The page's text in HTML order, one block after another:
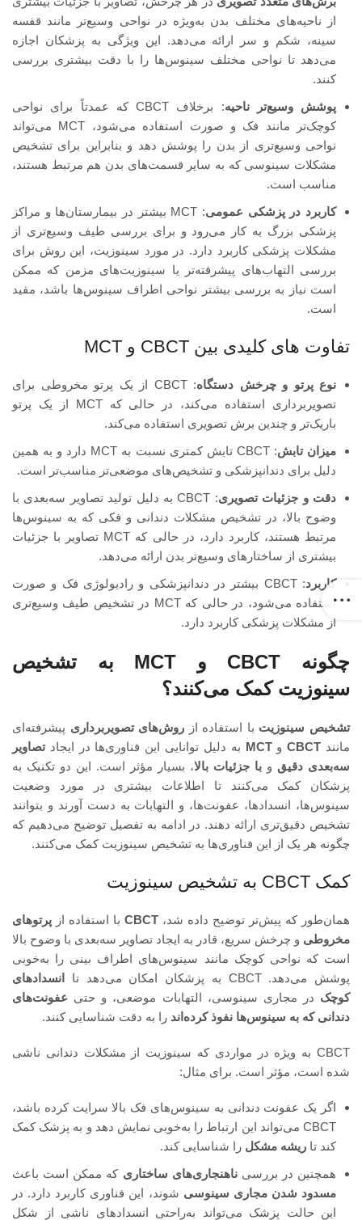
از ناحیه‌های مختلف بدن به‌ویژه در نواحی وسیع‌تر مانند قفسه
سینه، شکم و سر ارائه می‌دهد. این ویژگی به پزشکان اجازه
می‌دهد تا نواحی مختلف سینوس‌ها را با دقت بیشتری بررسی
کنند.
پوشش وسیع‌تر ناحیه
: برخلاف CBCT که عمدتاً برای نواحی
کوچک‌تر مانند فک و صورت استفاده می‌شود، MCT می‌تواند
نواحی وسیع‌تری از بدن را پوشش دهد و بنابراین برای تشخیص
مشکلات سینوسی که به سایر قسمت‌های بدن هم مرتبط هستند،
مناسب است.
کاربرد در پزشکی عمومی
: MCT بیشتر در بیمارستان‌ها و مراکز
پزشکی بزرگ به کار می‌رود و برای بررسی طیف وسیع‌تری از
مشکلات پزشکی کاربرد دارد. در مورد سینوزیت، این روش برای
بررسی التهاب‌های پیشرفته‌تر یا سینوزیت‌های مزمن که ممکن
است نیاز به بررسی بیشتر نواحی اطراف سینوس‌ها باشد، مفید
است.
تفاوت‌ های کلیدی بین CBCT و MCT
نوع پرتو و چرخش دستگاه
: CBCT از یک پرتو مخروطی برای
تصویربرداری استفاده می‌کند، در حالی که MCT از یک پرتو
باریک‌تر و چندین برش تصویری استفاده می‌کند.
میزان تابش
: CBCT تابش کمتری نسبت به MCT دارد و به همین
دلیل برای دندانپزشکی و تشخیص‌های موضعی‌تر مناسب‌تر است.
دقت و جزئیات تصویری
: CBCT به دلیل تولید تصاویر سه‌بعدی با
وضوح بالا، در تشخیص مشکلات دندانی و فکی که به سینوس‌ها
مرتبط هستند، کاربرد دارد، در حالی که MCT تصاویر با جزئیات
بیشتری از ساختارهای وسیع‌تر بدن ارائه می‌دهد.
کاربرد
: CBCT بیشتر در دندانپزشکی و رادیولوژی فک و صورت
استفاده می‌شود، در حالی که MCT در تشخیص طیف وسیع‌تری
از مشکلات پزشکی کاربرد دارد.
چگونه CBCT و MCT به تشخیص
سینوزیت کمک می‌کنند؟
تشخیص سینوزیت با استفاده از روش‌های تصویربرداری پیشرفته‌ای
مانند CBCTوMCT به دلیل توانایی این فناوری‌ها در ایجادتصاویر
سه‌بعدی دقیق و با جزئیات بالا، بسیار مؤثر است. این دو تکنیک به
پزشکان کمک می‌کنند تا اطلاعات بیشتری در مورد وضعیت
سینوس‌ها، انسدادها، عفونت‌ها، و التهابات به دست آورند و بتوانند
تشخیص دقیق‌تری ارائه دهند. در ادامه به تفصیل توضیح می‌دهیم که
چگونه هر یک از این فناوری‌ها به تشخیص سینوزیت کمک می‌کنند.
کمک CBCT به تشخیص سینوزیت
همان‌طور که پیش‌تر توضیح داده شد، CBCT با استفاده از پرتوهای
مخروطی و چرخش سریع، قادر به ایجاد تصاویر سه‌بعدی با وضوح بالا
است که نواحی کوچک مانند سینوس‌های اطراف بینی را به‌خوبی
پوشش می‌دهد. CBCT به پزشکان امکان می‌دهد تا
انسدادهای
کوچک در مجاری سینوسی، التهابات موضعی، و حتی عفونت‌های
دندانی که به سینوس‌ها نفوذ کرده‌اند را به دقت شناسایی کنند.
CBCT به ویژه در مواردی که سینوزیت از مشکلات دندانی ناشی
شده است، مؤثر است. برای مثال:
اگر یک عفونت دندانی به سینوس‌های فک بالا سرایت کرده باشد،
CBCT می‌تواند این ارتباط را به‌خوبی نمایش دهد و به پزشک کمک
کند تا ریشه مشکل را شناسایی کند.
همچنین در بررسیناهنجاری‌های ساختاری که ممکن است باعث
مسدود شدن مجاری سینوسی شوند، این فناوری کاربرد دارد. در
این حالت پزشک می‌تواند به‌راحتی انسدادهای ناشی از شکل